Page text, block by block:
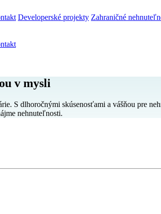
Developerské projekty Zahraničné
v mysli
S dlhoročnými skúsenosťami a vášňou pre
nehnuteľnosti.